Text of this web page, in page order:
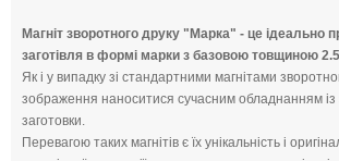
Магніт зворотного друку "Марка" - це ідеально
заготівля в формі марки з базовою товщиною
Як і у випадку зі стандартними магнітами
зображення наноситися сучасним обладнанням із
заготовки.
Перевагою таких магнітів є їх унікальність і